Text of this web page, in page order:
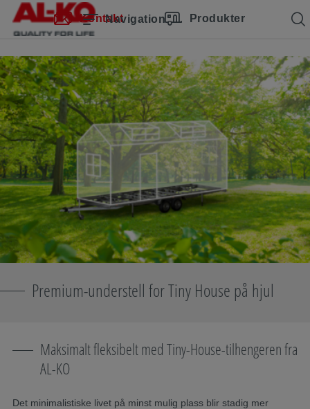
Hopp over navigasjon
Til hovedinnhold
Hopp til hovednavigasjon
Innholdsfortegnelse Navigation
Kontakt Produkter
Premium-understell for Tiny House på hjul
Maksimalt fleksibelt med Tiny-House-tilhengeren fra
AL-KO
Det minimalistiske livet på minst mulig plass blir stadig mer